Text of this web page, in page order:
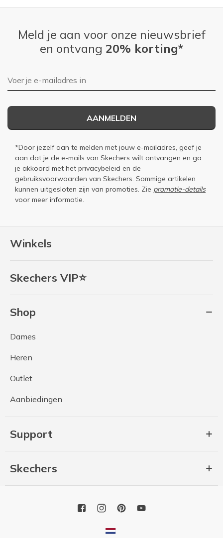
Winkels
Skechers VIP⭐
Shop
Dames
Heren
Outlet
Aanbiedingen
Support
Skechers
Meld je aan voor onze nieuwsbrief
en ontvang 20% korting*
E-mailadres
AANMELDEN
*Door jezelf aan te melden met jouw e-mailadres, geef je
aan dat je de e-mails van Skechers wilt ontvangen en ga
je akkoord met het privacybeleid en de
gebruiksvoorwaarden van Skechers. Sommige artikelen
kunnen uitgesloten zijn van promoties. Zie promotie-details
voor meer informatie.